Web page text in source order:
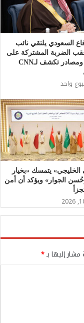
السعودي يلتقي نائب
الضربة المشتركة على
العراق.. ومصادر تكشف لـCNN
واحد
الخليجي» يتمسك «بخيار
الجوار» ويؤكد أن أمن
مشار إليها بـ*